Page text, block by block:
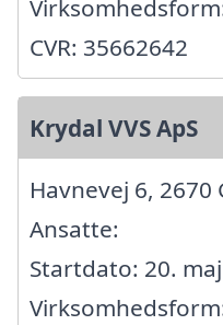
CVR: 35662642
Krydal VVS ApS
Havnevej 6, 2670
Ansatte:
Startdato: 20.